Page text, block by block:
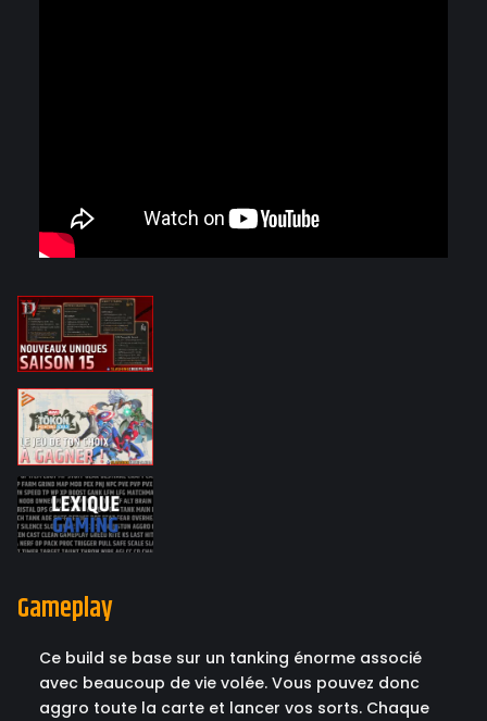
Gameplay
Ce build se base sur un tanking énorme associé
avec beaucoup de vie volée. Vous pouvez donc
aggro toute la carte et lancer vos sorts. Chaque